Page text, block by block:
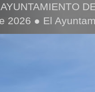
2026 ● El